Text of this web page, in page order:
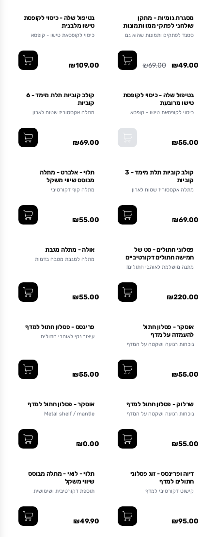
מסגרת גומיות - מתקן
שולחני לפתקי ממו ותמונות
סטנד לפתקים ותמונות שהוא גם
₪49.00
₪69.00
בטיפול שלה - כיסוי לקופסת
טישו מלבנית
כיסוי לקופסאת טישו - קופסא
₪109.00
אזל מהמלאי
בטיפול שלה - כיסוי לקופסת
טישו מרובעת
כיסוי לקופסאת טישו - קופסא
₪55.00
קולב קוביות תלת מימד - 6
קוביות
מתלה אקססוריז שטוח לארון
₪69.00
קולב קוביות תלת מימד - 3
קוביות
מתלה אקססוריז שטוח לארון
₪69.00
תלוי - אלברט - מתלה
מבוסס שיווי משקל
מתלה קוף דקורטיבי
₪55.00
פסלוני חתולים - סט של
חמישה חתולים דקורטיביים
להצבה על מדף
מתנה מושלמת לאוהבי חתולים!
₪220.00
אולה - מתלה מגבת
מתלה למגבת מטבח בדמות
₪55.00
אוסקר - פסלון חתול
להעמדה על מדף
נוכחות רגועה ושקטה על המדף
₪55.00
פרינסס - פסלון חתול למדף
עיצוב נקי לאוהבי חתולים
₪55.00
שרלוק - פסלון חתול למדף
נוכחות רגועה ושקטה על המדף
₪55.00
אוסקר - פסלון חתול למדף
Metal shelf / mantle
₪0.00
דיוה ופרינסס - זוג פסלוני
חתולים למדף
קישוט דקורטיבי למדף
₪95.00
תלוי - לואי - מתלה מבוסס
שיווי משקל
תוספת דקורטיבית ושימושית
₪49.90